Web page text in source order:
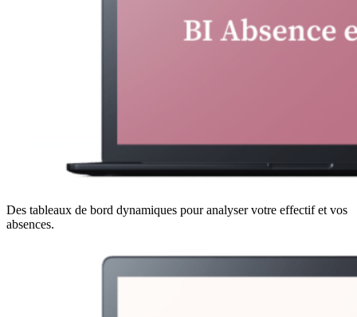
Des tableaux de bord dynamiques pour analyser votre effectif et vos
absences.